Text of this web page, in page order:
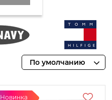
Tommy
По умолчанию
Новинка